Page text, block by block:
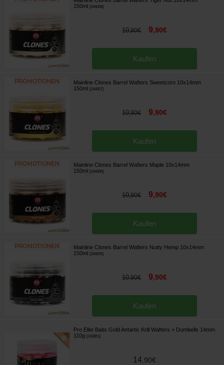
150ml [244008]
10,90€ 9,90€
Kaufen
Mainline Clones Barrel Wafters Sweetcorn 10x14mm
150ml [244007]
10,90€ 9,90€
Kaufen
Mainline Clones Barrel Wafters Maple 10x14mm
150ml [244006]
10,90€ 9,90€
Kaufen
Mainline Clones Barrel Wafters Nutty Hemp 10x14mm
150ml [244005]
10,90€ 9,90€
Kaufen
Pro Elite Baits Gold Antartic Krill Wafters + Dumbells 14mm
110g [243851]
14 90€